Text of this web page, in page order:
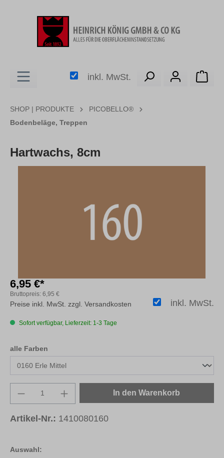
inkl. MwSt.
SHOP | PRODUKTE
PICOBELLO®
Bodenbeläge, Treppen
Hartwachs, 8cm
Auswahl:
6,95 €*
Bruttopreis: 6,95 €
inkl. MwSt.
Preise inkl. MwSt. zzgl. Versandkosten
Sofort verfügbar, Lieferzeit: 1-3 Tage
alle Farben
Produkt Anzahl: Gib den gewünschten
In den Warenkorb
Artikel-Nr.: 1410080160